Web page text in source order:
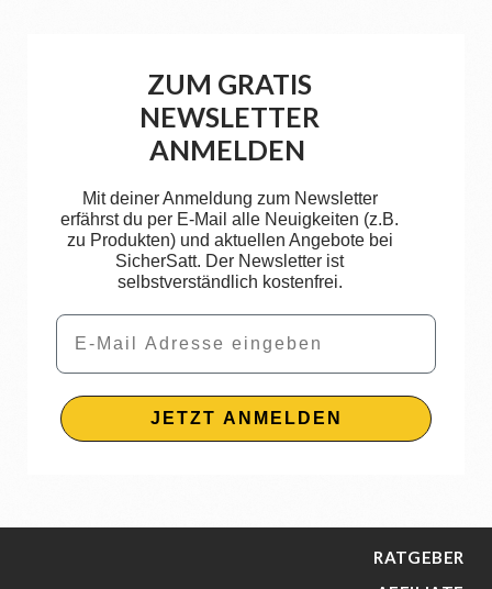
ZUM GRATIS
NEWSLETTER
ANMELDEN
Mit deiner Anmeldung zum Newsletter
erfährst du per E-Mail alle Neuigkeiten (z.B.
zu Produkten) und aktuellen Angebote bei
SicherSatt. Der Newsletter ist
selbstverständlich kostenfrei.
Email
JETZT ANMELDEN
RATGEBER